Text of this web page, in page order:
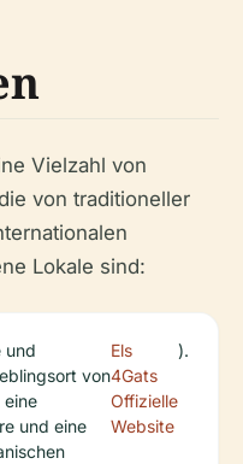
Vielzahl von
von traditioneller
Lokale sind:
und
von
eine
und eine
Els
4Gats
Offizielle
Website
).